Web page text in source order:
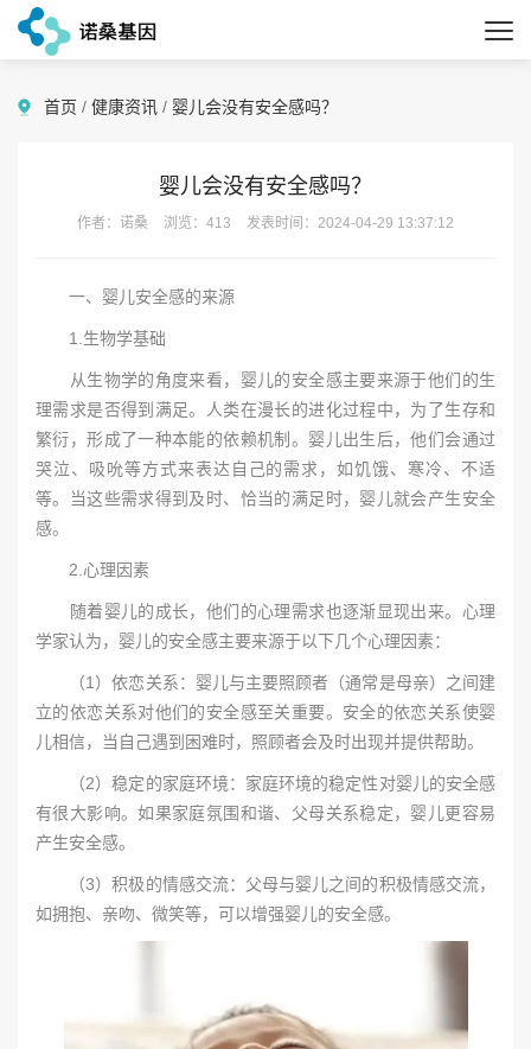
首页 / 健康资讯 / 婴儿会没有安全感吗？
婴儿会没有安全感吗？
作者：诺桑 浏览：413 发表时间：2024-04-29 13:37:12
一、婴儿安全感的来源
1.生物学基础
从生物学的角度来看，婴儿的安全感主要来源于他们的生
理需求是否得到满足。人类在漫长的进化过程中，为了生存和
繁衍，形成了一种本能的依赖机制。婴儿出生后，他们会通过
哭泣、吸吮等方式来表达自己的需求，如饥饿、寒冷、不适
等。当这些需求得到及时、恰当的满足时，婴儿就会产生安全
感。
2.心理因素
随着婴儿的成长，他们的心理需求也逐渐显现出来。心理
学家认为，婴儿的安全感主要来源于以下几个心理因素：
（1）依恋关系：婴儿与主要照顾者（通常是母亲）之间建
立的依恋关系对他们的安全感至关重要。安全的依恋关系使婴
儿相信，当自己遇到困难时，照顾者会及时出现并提供帮助。
（2）稳定的家庭环境：家庭环境的稳定性对婴儿的安全感
有很大影响。如果家庭氛围和谐、父母关系稳定，婴儿更容易
产生安全感。
（3）积极的情感交流：父母与婴儿之间的积极情感交流，
如拥抱、亲吻、微笑等，可以增强婴儿的安全感。